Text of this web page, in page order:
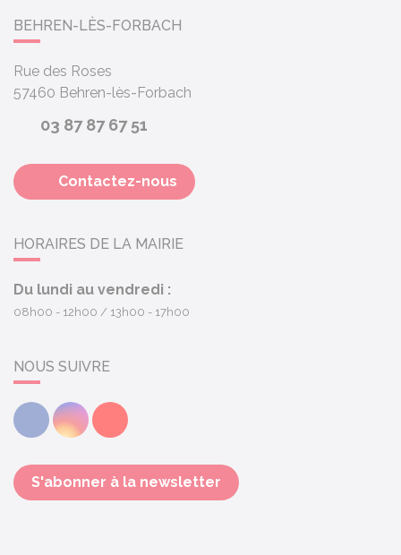
BEHREN-LÈS-FORBACH
Rue des Roses
57460 Behren-lès-Forbach
03 87 87 67 51
Contactez-nous
HORAIRES DE LA MAIRIE
Du lundi au vendredi :
08h00 - 12h00 13h00 - 17h00
NOUS SUIVRE
FacebookInstagramYoutube
S'abonner à la newsletter